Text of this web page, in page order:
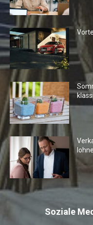
Soziale